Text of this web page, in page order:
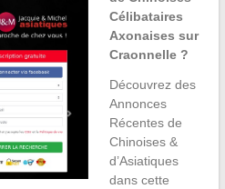
Célibataires
Axonaises sur
Craonnelle ?
Découvrez des
Annonces
Récentes de
Chinoises &
d’Asiatiques
dans cette